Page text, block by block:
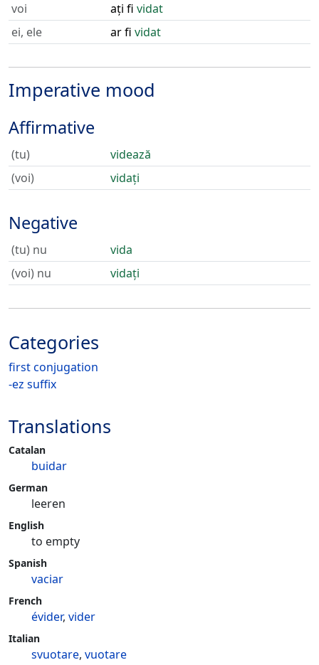
voi
ați fi vidat
ei, ele
ar fi vidat
Imperative mood
Affirmative
(tu)
videază
(voi)
vidați
Negative
(tu) nu
vida
(voi) nu
vidați
Categories
first conjugation
-ez suffix
Translations
Catalan
buidar
German
leeren
English
to empty
Spanish
vaciar
French
évider, vider
Italian
svuotare, vuotare